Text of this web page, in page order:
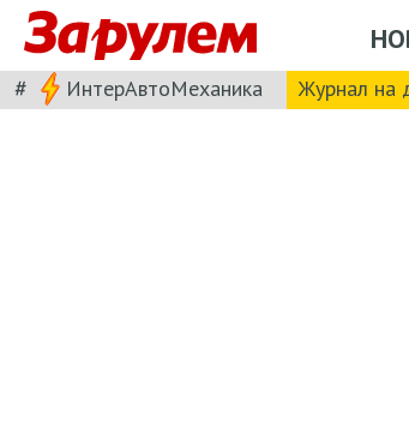
# ИнтерАвтоМеханика Журнал на